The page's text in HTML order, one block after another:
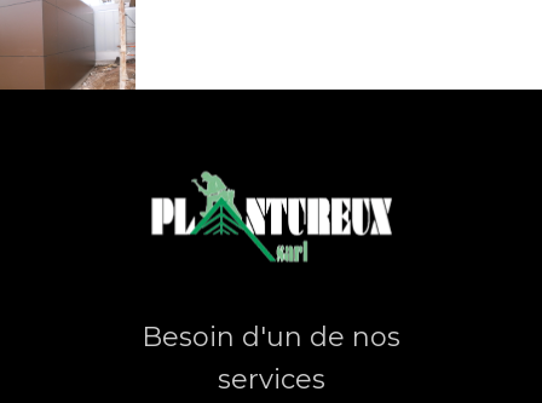
Besoin d'un de nos
services